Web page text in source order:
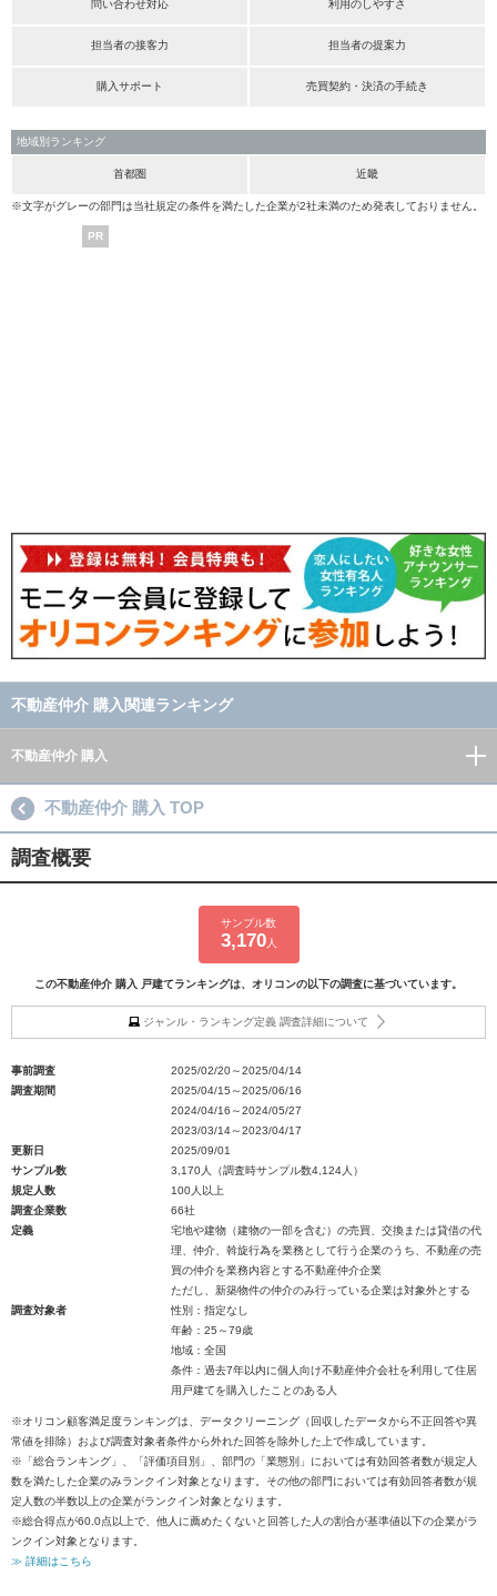
問い合わせ対応 利用のしやすさ
担当者の接客力 担当者の提案力
購入サポート 売買契約・決済の手続き
地域別ランキング
首都圏 近畿
※文字がグレーの部門は当社規定の条件を満たした企業が2社未満のため発表しておりません。
PR
不動産仲介 購入関連ランキング
不動産仲介 購入
不動産仲介 購入 TOP
調査概要
サンプル数
3,170人
この不動産仲介 購入 戸建てランキングは、オリコンの以下の調査に基づいています。
ジャンル・ランキング定義 調査詳細について
事前調査
2025/02/20～2025/04/14
調査期間
2025/04/15～2025/06/16
2024/04/16～2024/05/27
2023/03/14～2023/04/17
更新日
2025/09/01
サンプル数
3,170人（調査時サンプル数4,124人）
規定人数
100人以上
調査企業数
66社
定義
宅地や建物（建物の一部を含む）の売買、交換または貸借の代
理、仲介、斡旋行為を業務として行う企業のうち、不動産の売
買の仲介を業務内容とする不動産仲介企業
ただし、新築物件の仲介のみ行っている企業は対象外とする
調査対象者
性別：指定なし
年齢：25～79歳
地域：全国
条件：過去7年以内に個人向け不動産仲介会社を利用して住居
用戸建てを購入したことのある人
※オリコン顧客満足度ランキングは、データクリーニング（回収したデータから不正回答や異
常値を排除）および調査対象者条件から外れた回答を除外した上で作成しています。
※「総合ランキング」、「評価項目別」、部門の「業態別」においては有効回答者数が規定人
数を満たした企業のみランクイン対象となります。その他の部門においては有効回答者数が規
定人数の半数以上の企業がランクイン対象となります。
※総合得点が60.0点以上で、他人に薦めたくないと回答した人の割合が基準値以下の企業がラ
ンクイン対象となります。
≫ 詳細はこちら